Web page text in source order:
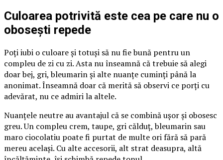
Culoarea potrivită este cea pe care nu o
obosești repede
Poți iubi o culoare și totuși să nu fie bună pentru un
compleu de zi cu zi. Asta nu înseamnă că trebuie să alegi
doar bej, gri, bleumarin și alte nuanțe cuminți până la
anonimat. Înseamnă doar că merită să observi ce porți cu
adevărat, nu ce admiri la altele.
Nuanțele neutre au avantajul că se combină ușor și obosesc
greu. Un compleu crem, taupe, gri călduț, bleumarin sau
maro ciocolatiu poate fi purtat de multe ori fără să pară
mereu același. Cu alte accesorii, alt strat deasupra, altă